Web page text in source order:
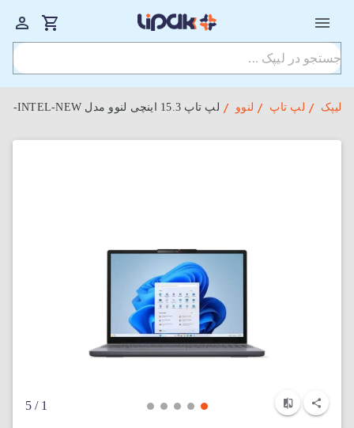
لیپک لپ تاپ لنوو لپ‌ تاپ 15.3 اینچی لنوو مدل IdeaPad Slim 3 15IRH10-XPS i5-13420H-8GB-512SSD-INTEL-NEW
1
/ 5